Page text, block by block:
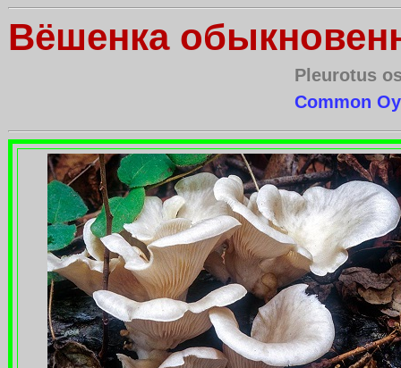
Вёшенка
Pleurotus
Common